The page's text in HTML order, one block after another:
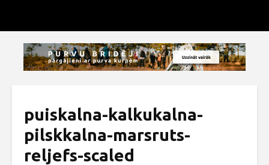
puiskalna-kalkukalna-
pilskkalna-marsruts-
reljefs-scaled